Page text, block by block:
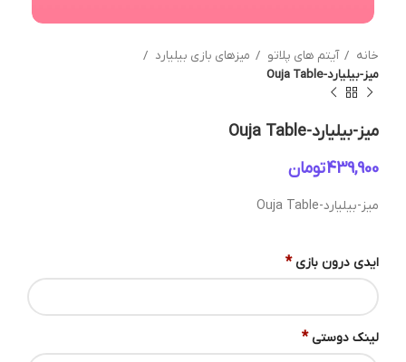
خانه آیتم های پلاتو
میزهای بازی بیلیارد
میز-بیلیارد-Ouja Table
میز-بیلیارد-Ouja Table
تومان
میز-بیلیارد-Ouja Table
ایدی درون بازی *
لینک دوستی *